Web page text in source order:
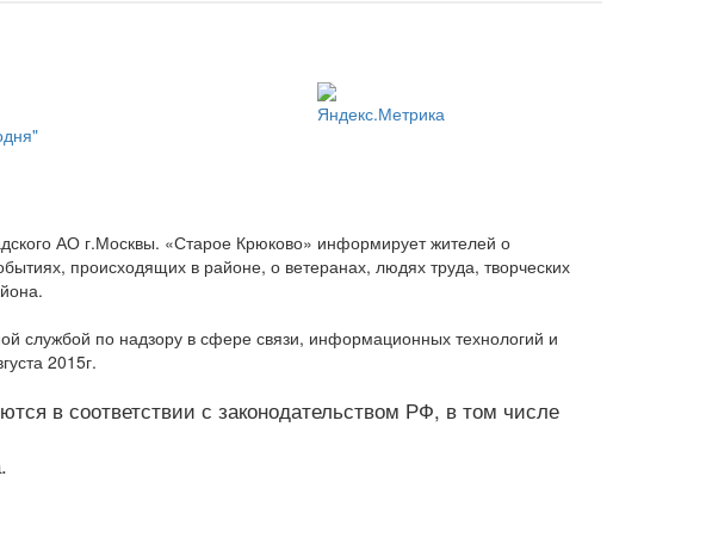
АО г.Москвы. «Старое Крюково» информирует жителей о
происходящих в районе, о ветеранах, людях труда, творческих
службой по надзору в сфере связи, информационных технологий и
2015г.
в соответствии с законодательством РФ, в том числе